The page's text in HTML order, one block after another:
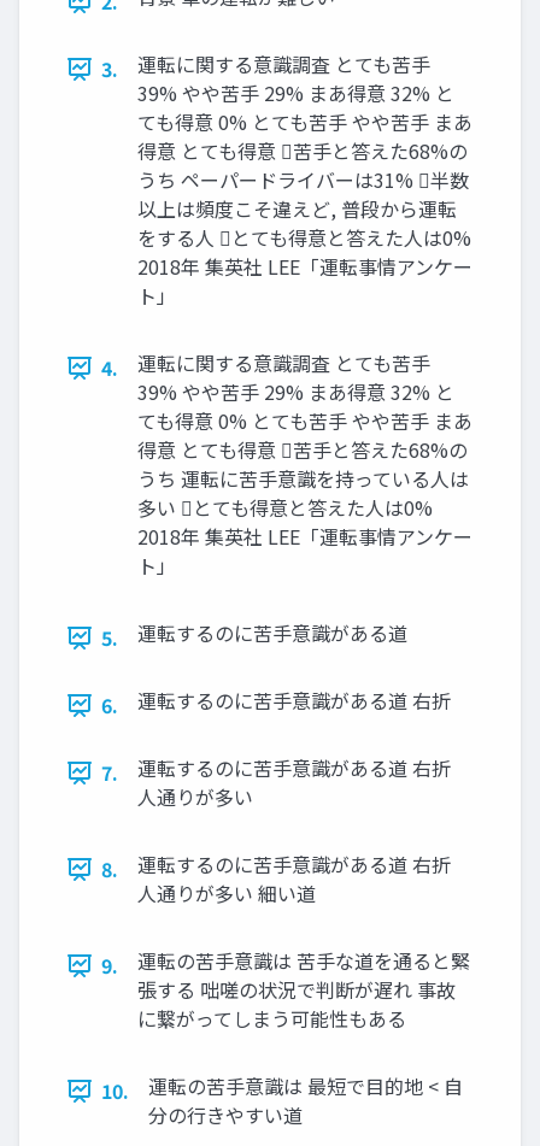
3.
運転に関する意識調査 とても苦手
39% やや苦手 29% まあ得意 32% と
ても得意 0% とても苦手 やや苦手 まあ
得意 とても得意 苦手と答えた68%の
うち ペーパードライバーは31% 半数
以上は頻度こそ違えど, 普段から運転
をする人 とても得意と答えた人は0%
2018年 集英社 LEE「運転事情アンケー
ト」
4.
運転に関する意識調査 とても苦手
39% やや苦手 29% まあ得意 32% と
ても得意 0% とても苦手 やや苦手 まあ
得意 とても得意 苦手と答えた68%の
うち 運転に苦手意識を持っている人は
多い とても得意と答えた人は0%
2018年 集英社 LEE「運転事情アンケー
ト」
5. 運転するのに苦手意識がある道
6. 運転するのに苦手意識がある道 右折
7.
運転するのに苦手意識がある道 右折
人通りが多い
8.
運転するのに苦手意識がある道 右折
人通りが多い 細い道
9.
運転の苦手意識は 苦手な道を通ると緊
張する 咄嗟の状況で判断が遅れ 事故
に繋がってしまう可能性もある
10.
運転の苦手意識は 最短で目的地 < 自
分の行きやすい道